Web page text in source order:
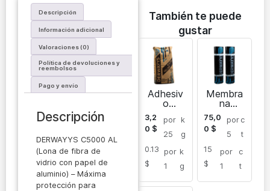
Descripción
Información adicional
Valoraciones (0)
Política de devoluciones y
reembolsos
Pago y envío
Descripción
DERWAYYS C5000 AL
(Lona de fibra de
vidrio con papel de
aluminio) – Máxima
protección para
También te puede
gustar
Adhesiv
o
parabald
osas
3,2
0 $
por
25
k
g
0.13
$
por
1
k
g
Membra
na
bitumino
sa
imperme
e en rollo
membran
a para
tejados
75,0
0 $
por
5
c
t
15
$
por
1
c
t